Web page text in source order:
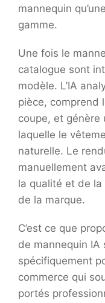
mannequin
gamme.
Une fois le
catalogue sont
modèle. L’IA
pièce, comprend
coupe, et génère
laquelle le
naturelle. Le
manuellement
la qualité et de
de la marque.
C’est ce que
de mannequin IA
spécifiquement
commerce qui
portés